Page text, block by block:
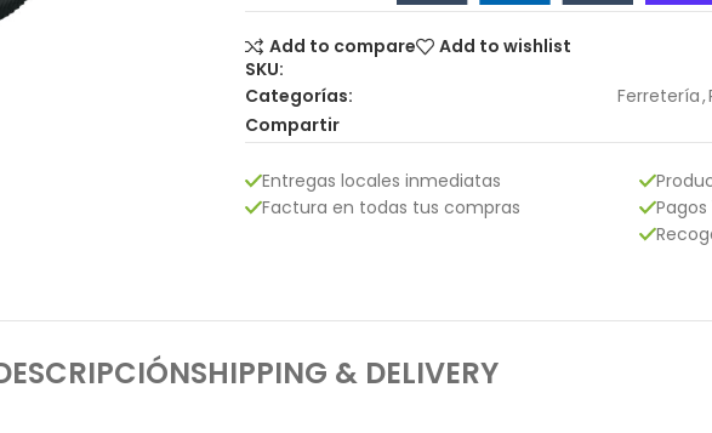
Add to compare
Add to wishlist
SKU:
Categorías:
Ferretería,
Compartir
Entregas locales inmediatas
Factura en todas tus compras
Pagos
SHIPPING & DELIVERY